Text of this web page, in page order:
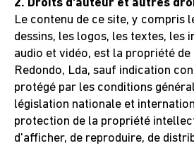
2. Droits d'auteur et autres
Le contenu de ce site, y compris
dessins, les logos, les textes, les
audio et vidéo, est la propriété de
Redondo, Lda, sauf indication
protégé par les conditions
législation nationale et
protection de la propriété
d'afficher, de reproduire, de